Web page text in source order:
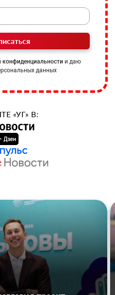
конфиденциальности и даю
данных
«УГ» В: